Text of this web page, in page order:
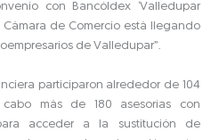
con Bancóldex ‘Valledupar
de Comercio está llegando
de Valledupar”.
participaron alrededor de 104
más de 180 asesorías con
acceder a la sustitución de